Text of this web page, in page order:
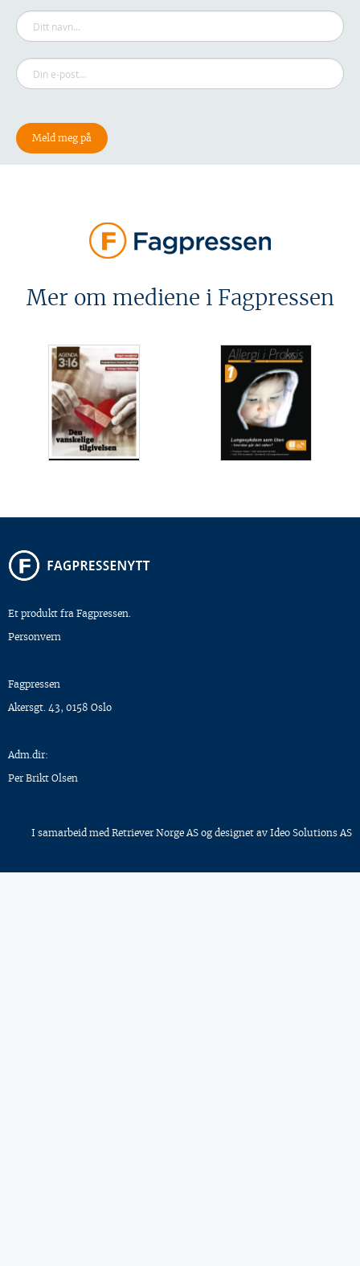
Mer om mediene i Fagpressen
Et produkt fra Fagpressen.
Personvern
Fagpressen
Akersgt. 43, 0158 Oslo
Adm.dir:
Per Brikt Olsen
I samarbeid med Retriever Norge AS og designet av Ideo Solutions AS